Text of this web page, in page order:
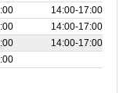
14:00‑17:00
14:00‑17:00
14:00‑17:00